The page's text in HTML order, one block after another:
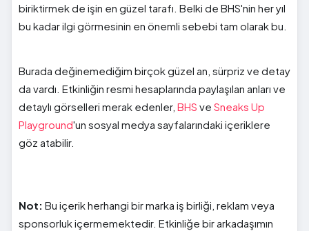
biriktirmek de işin en güzel tarafı. Belki de BHS'nin her yıl
bu kadar ilgi görmesinin en önemli sebebi tam olarak bu.
Burada değinemediğim birçok güzel an, sürpriz ve detay
da vardı. Etkinliğin resmi hesaplarında paylaşılan anları ve
detaylı görselleri merak edenler, BHS ve Sneaks Up
Playground'un sosyal medya sayfalarındaki içeriklere
göz atabilir.
Not: Bu içerik herhangi bir marka iş birliği, reklam veya
sponsorluk içermemektedir. Etkinliğe bir arkadaşımın